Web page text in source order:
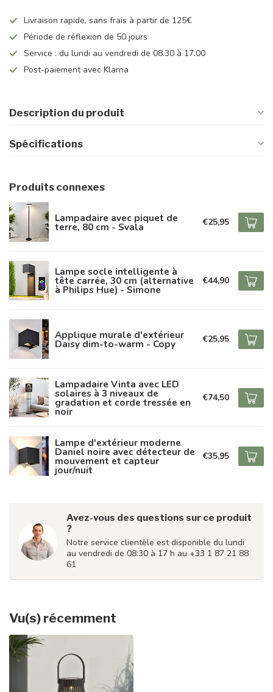
Livraison rapide, sans frais à partir de 125€
Période de réflexion de 50 jours
Service : du lundi au vendredi de 08.30 à 17.00
Post-paiement avec Klarna
Description du produit
Spécifications
Produits connexes
Lampadaire avec piquet de
terre, 80 cm - Svala €25,95
Lampe socle intelligente à
tête carrée, 30 cm (alternative
à Philips Hue) - Simone
€44,90
Applique murale d'extérieur
Daisy dim-to-warm - Copy €25,95
Lampadaire Vinta avec LED
solaires à 3 niveaux de
gradation et corde tressée en
noir
€74,50
Lampe d'extérieur moderne
Daniel noire avec détecteur de
mouvement et capteur
jour/nuit
€35,95
Avez-vous des questions sur ce produit
?
Notre service clientèle est disponible du lundi
au vendredi de 08:30 à 17 h au +33 1 87 21 88
61
Vu(s) récemment